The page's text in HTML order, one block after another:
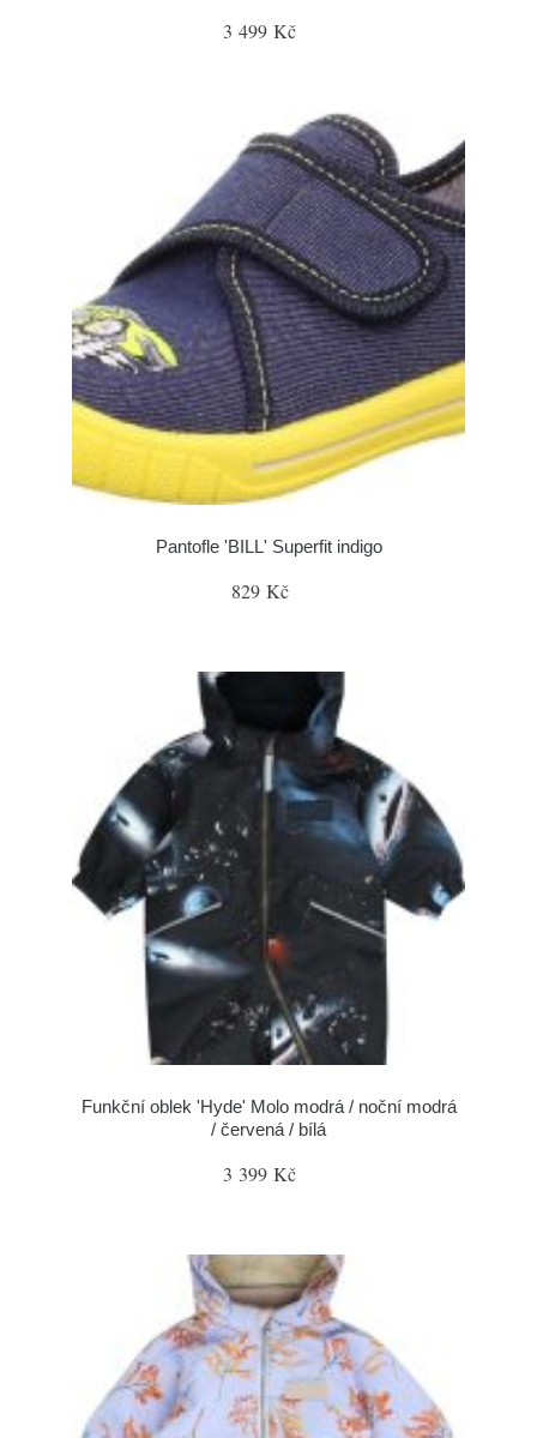
3 499 Kč
Pantofle 'BILL' Superfit indigo
829 Kč
Funkční oblek 'Hyde' Molo modrá / noční modrá
/ červená / bílá
3 399 Kč